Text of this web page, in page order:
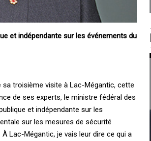
et indépendante sur les événements du
sa troisième visite à Lac-Mégantic, cette
de ses experts, le ministre fédéral des
et indépendante sur les
sur les mesures de sécurité
Lac-Mégantic, je vais leur dire ce qui a